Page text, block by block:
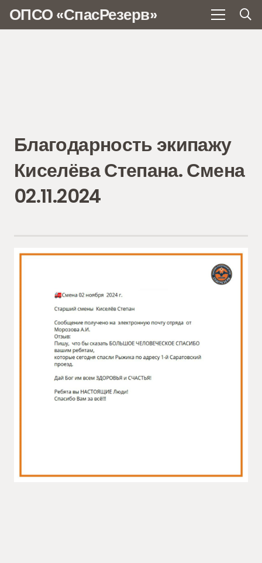
ОПСО «СпасРезерв»
Благодарность экипажу
Киселёва Степана. Смена
02.11.2024